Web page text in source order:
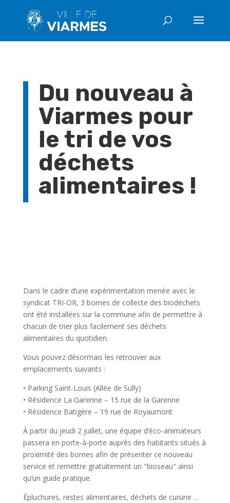
Du nouveau à
Viarmes pour
le tri de vos
déchets
alimentaires !
Dans le cadre d’une expérimentation menée avec le
syndicat TRI-OR, 3 bornes de collecte des biodéchets
ont été installées sur la commune afin de permettre à
chacun de trier plus facilement ses déchets
alimentaires du quotidien.
Vous pouvez désormais les retrouver aux
emplacements suivants :
• Parking Saint-Louis (Allée de Sully)
• Résidence La Garenne – 15 rue de la Garenne
• Résidence Batigère – 19 rue de Royaumont
À partir du jeudi 2 juillet, une équipe d’éco-animateurs
passera en porte-à-porte auprès des habitants situés à
proximité des bornes afin de présenter ce nouveau
service et remettre gratuitement un "bioseau" ainsi
qu’un guide pratique.
Épluchures, restes alimentaires, déchets de cuisine …